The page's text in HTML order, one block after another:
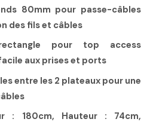
80mm pour passe-câbles
des fils et câbles
pour top access
aux prises et ports
entre les 2 plateaux pour une
: 180cm, Hauteur : 74cm,